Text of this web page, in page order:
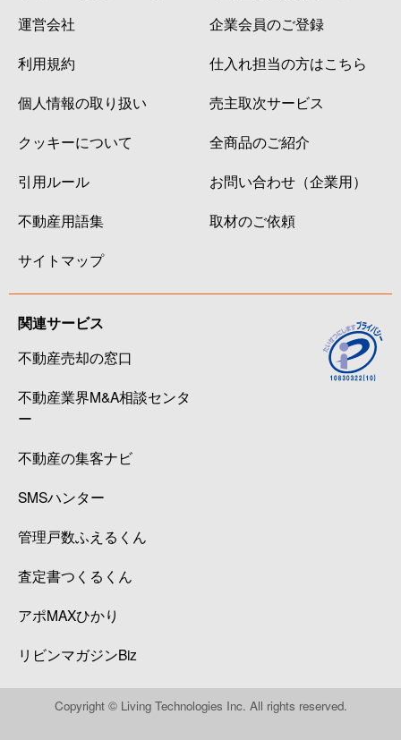
運営会社
利用規約
個人情報の取り扱い
クッキーについて
引用ルール
不動産用語集
サイトマップ
企業会員のご登録
仕入れ担当の方はこちら
売主取次サービス
全商品のご紹介
お問い合わせ（企業用）
取材のご依頼
関連サービス
不動産売却の窓口
不動産業界M&A相談センタ
ー
不動産の集客ナビ
SMSハンター
管理戸数ふえるくん
査定書つくるくん
アポMAXひかり
リビンマガジンBiz
Copyright © Living Technologies Inc. All rights reserved.